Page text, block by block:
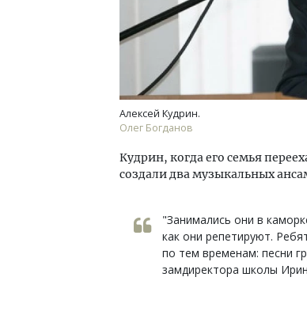
Алексей Кудрин.
Олег Богданов
Кудрин, когда его семья
создали два музыкальных
"Занимались они в
как они репетируют.
по тем временам: песни
замдиректора школы